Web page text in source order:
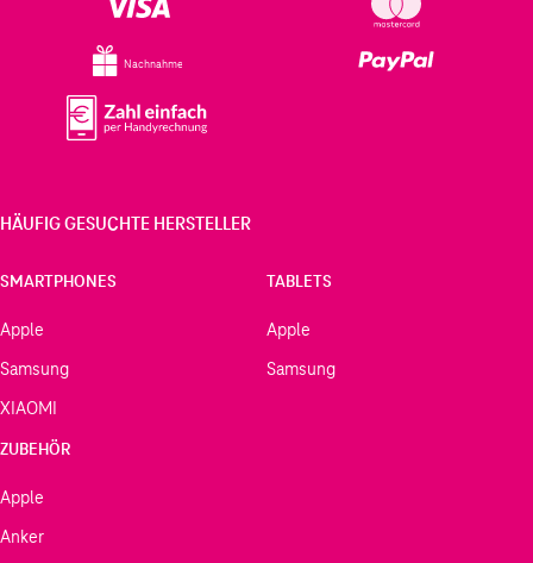
Nachnahme
HÄUFIG GESUCHTE HERSTELLER
SMARTPHONES
Apple
Samsung
XIAOMI
TABLETS
Apple
Samsung
ZUBEHÖR
Apple
Anker